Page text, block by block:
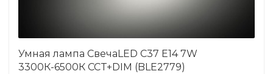
Умная лампа СвечаLED C37 Е14 7W
3300К-6500К CCT+DIM (BLE2779)